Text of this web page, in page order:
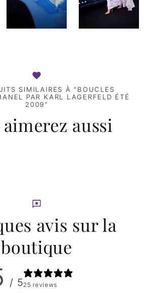
SIMILAIRES À "BOUCLES
PAR KARL LAGERFELD ÉTÉ
2009"
aussi
avis sur la
boutique
/ 525 reviews